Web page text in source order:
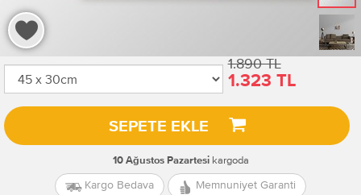
1.890 TL
1.323 TL
SEPETE EKLE
10 Ağustos Pazartesikargoda
Kargo Bedava Memnuniyet Garanti